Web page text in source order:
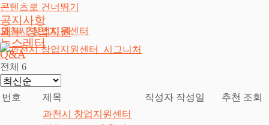
콘텐츠로 건너뛰기
과천시 창업지원센터
공지사항
외부 창업지원
뉴스레터
Q&A
전체 6
번호 제목 작성자 작성일 추천 조회
과천시 창업지원센터